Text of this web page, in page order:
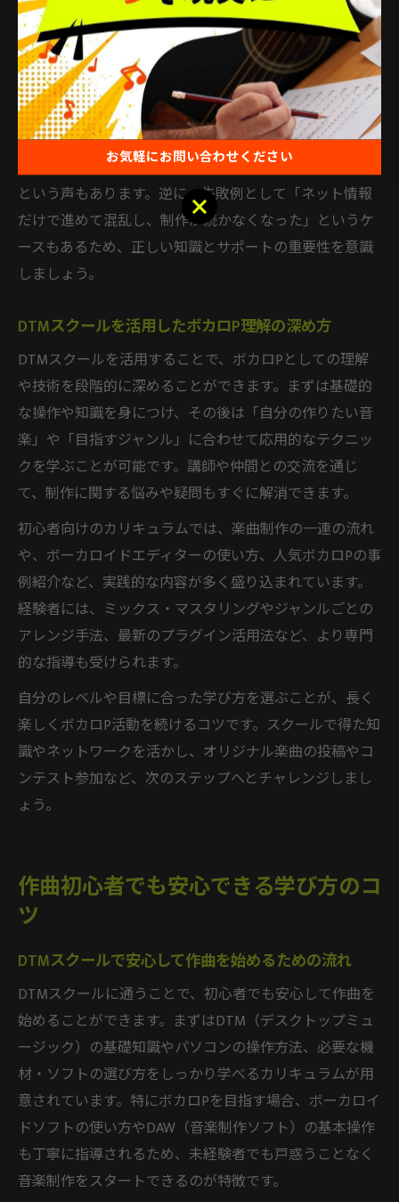
は、制作の本質や正しい学び方を体系的に教えてくれる
ため、無駄な遠回りをせず効率よく成長できます。例え
ば、作曲や編曲の考え方、音楽理論の基礎を知ること
で、自分だけのオリジナル曲を作る自信がつきます。
成功例としては、「独学で悩んでいた部分がクリアにな
り、投稿した楽曲が多くの人に聴かれるようになった」
という声もあります。逆に、失敗例として「ネット情報
だけで進めて混乱し、制作が続かなくなった」というケ
ースもあるため、正しい知識とサポートの重要性を意識
しましょう。
DTMスクールを活用したボカロP理解の深め方
DTMスクールを活用することで、ボカロPとしての理解
や技術を段階的に深めることができます。まずは基礎的
な操作や知識を身につけ、その後は「自分の作りたい音
楽」や「目指すジャンル」に合わせて応用的なテクニッ
クを学ぶことが可能です。講師や仲間との交流を通じ
て、制作に関する悩みや疑問もすぐに解消できます。
初心者向けのカリキュラムでは、楽曲制作の一連の流れ
や、ボーカロイドエディターの使い方、人気ボカロPの事
例紹介など、実践的な内容が多く盛り込まれています。
経験者には、ミックス・マスタリングやジャンルごとの
アレンジ手法、最新のプラグイン活用法など、より専門
的な指導も受けられます。
自分のレベルや目標に合った学び方を選ぶことが、長く
楽しくボカロP活動を続けるコツです。スクールで得た知
識やネットワークを活かし、オリジナル楽曲の投稿やコ
ンテスト参加など、次のステップへとチャレンジしまし
ょう。
作曲初心者でも安心できる学び方のコ
ツ
DTMスクールで安心して作曲を始めるための流れ
DTMスクールに通うことで、初心者でも安心して作曲を
始めることができます。まずはDTM（デスクトップミュ
ージック）の基礎知識やパソコンの操作方法、必要な機
材・ソフトの選び方をしっかり学べるカリキュラムが用
意されています。特にボカロPを目指す場合、ボーカロイ
ドソフトの使い方やDAW（音楽制作ソフト）の基本操作
も丁寧に指導されるため、未経験者でも戸惑うことなく
音楽制作をスタートできるのが特徴です。
お気軽にお問い合わせください
お気軽にお問い合わせください